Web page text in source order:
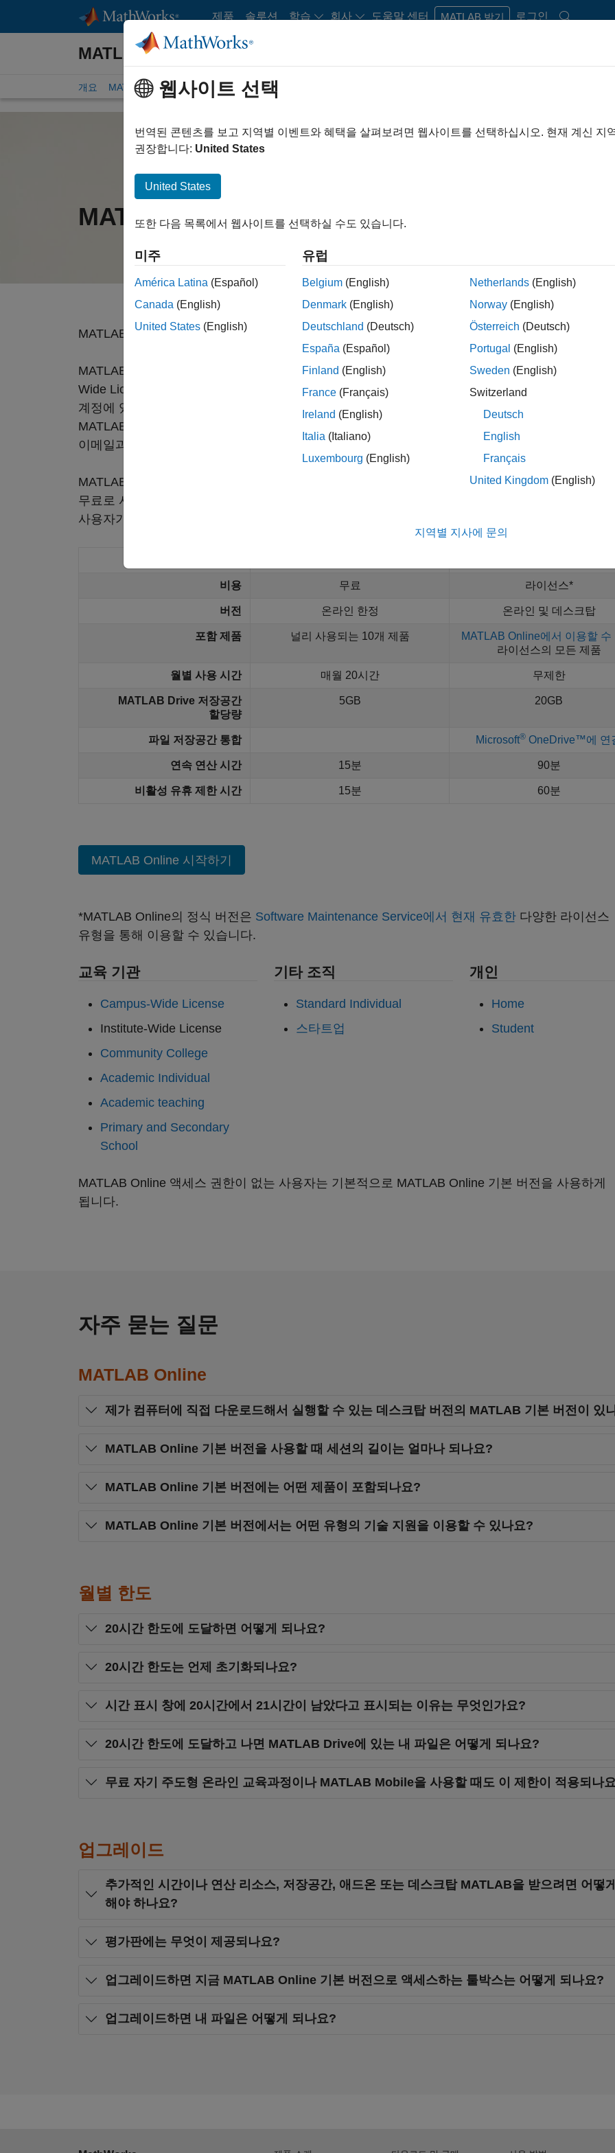
콘텐츠로 바로 가기
제품 솔루션 학습 회사 도움말 센터 MATLAB 받기 로그인
MATLAB Online
개요 MATLAB Online 버전 연결 사양 및 제한 사항
MATLAB Online 버전
MATLAB Online을 이용하는 방법에는 두 가지가 있습니다.
MATLAB Online: 여러분이 대학생 또는 교수진이거나 연구 기관에서 근무 중이시라면 아마도
Wide License를 통해 정식 버전을 사용하실 수 있을 것입니다. 라이선스 연결을 위해서는
계정에 있는 소속 조직의 이메일 주소를 사용해야 합니다. 아래의 목록에서 여러분의 라이선스로
MATLAB Online에 대한 전체 액세스 권한이 제공되는지 확인할 수 있습니다. 일부 라이선스 유형은
이메일과 전화로 지원을 받을 수 있습니다.
MATLAB Online (basic): MATLAB Online 기본 버전 사용자는 널리 사용되는 10가지 제품을 매달
무료로 사용할 수 있습니다. 이는 여러분이 정식 라이선스가 없는데 간단한 작업을 해야 하거나 다
사용자가 공유하는 기초적인 MATLAB 코드 및 Simulink 모델을 실행하려는 경우에 유용할 수 있습
비용 무료 라이선스*
버전 온라인 한정 온라인 및 데스크탑
포함 제품 널리 사용되는 10개 제품
MATLAB Online에서 이용할 수
라이선스의 모든 제품
월별 사용 시간 매월 20시간 무제한
MATLAB Drive 저장공간
할당량
5GB 20GB
파일 저장공간 통합 Microsoft® OneDrive™에 연
연속 연산 시간 15분 90분
비활성 유휴 제한 시간 15분 60분
MATLAB Online 시작하기
*MATLAB Online의 정식 버전은 Software Maintenance Service에서 현재 유효한 다양한 라이선스
유형을 통해 이용할 수 있습니다.
교육 기관
Campus-Wide License
Institute-Wide License
Community College
Academic Individual
Academic teaching
Primary and Secondary
School
기타 조직
Standard Individual
스타트업
개인
Home
Student
MATLAB Online 액세스 권한이 없는 사용자는 기본적으로 MATLAB Online 기본 버전을 사용하게
됩니다.
자주 묻는 질문
MATLAB Online
제가 컴퓨터에 직접 다운로드해서 실행할 수 있는 데스크탑 버전의 MATLAB 기본 버전이 있
MATLAB Online 기본 버전을 사용할 때 세션의 길이는 얼마나 되나요?
MATLAB Online 기본 버전에는 어떤 제품이 포함되나요?
MATLAB Online 기본 버전에서는 어떤 유형의 기술 지원을 이용할 수 있나요?
월별 한도
20시간 한도에 도달하면 어떻게 되나요?
20시간 한도는 언제 초기화되나요?
시간 표시 창에 20시간에서 21시간이 남았다고 표시되는 이유는 무엇인가요?
20시간 한도에 도달하고 나면 MATLAB Drive에 있는 내 파일은 어떻게 되나요?
무료 자기 주도형 온라인 교육과정이나 MATLAB Mobile을 사용할 때도 이 제한이 적용되나
업그레이드
추가적인 시간이나 연산 리소스, 저장공간, 애드온 또는 데스크탑 MATLAB을 받으려면 어떻
해야 하나요?
평가판에는 무엇이 제공되나요?
업그레이드하면 지금 MATLAB Online 기본 버전으로 액세스하는 툴박스는 어떻게 되나요?
업그레이드하면 내 파일은 어떻게 되나요?
웹사이트 선택
번역된 콘텐츠를 보고 지역별 이벤트와 혜택을 살펴보려면 웹사이트를 선택하십시오. 현재 계신 지
권장합니다: United States
United States
또한 다음 목록에서 웹사이트를 선택하실 수도 있습니다.
미주
América Latina (Español)
Canada (English)
United States (English)
유럽
Belgium (English)
Denmark (English)
Deutschland (Deutsch)
España (Español)
Finland (English)
France (Français)
Ireland (English)
Italia (Italiano)
Luxembourg (English)
Netherlands (English)
Norway (English)
Österreich (Deutsch)
Portugal (English)
Sweden (English)
Switzerland
Deutsch
English
Français
United Kingdom (English)
지역별 지사에 문의